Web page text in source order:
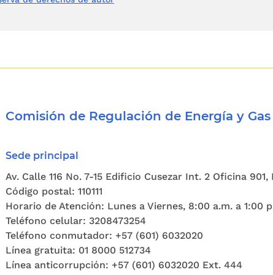
discriminaciones
en forma indebida la
prácticas son consideradas
de las que se destaca la
contratos".
Según lo dispuesto en el
comisiones de regulación,
Comisión de Regulación de Energía y Gas
Sede principal
Av. Calle 116 No. 7-15 Edificio Cusezar Int. 2 Oficina 901,
Código postal: 110111
Horario de Atención: Lunes a Viernes, 8:00 a.m. a 1:00
Teléfono celular: 3208473254
Teléfono conmutador: +57 (601) 6032020
Línea gratuita: 01 8000 512734
Línea anticorrupción: +57 (601) 6032020 Ext. 444